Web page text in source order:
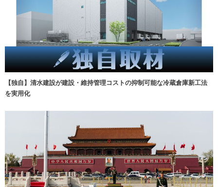
【独自】清水建設が建設・維持管理コストの抑制可能な冷蔵倉庫新工法
を実用化